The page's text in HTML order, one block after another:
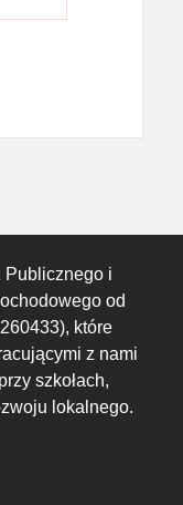
Publicznego i
od
które
z nami
szkołach,
lokalnego.